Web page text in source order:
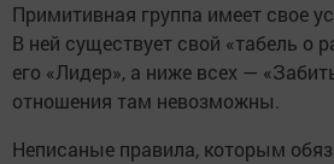
Примитивная группа имеет свое
В ней существует свой «табель о
его «Лидер», а ниже всех —
отношения там невозможны.
Неписаные правила, которым